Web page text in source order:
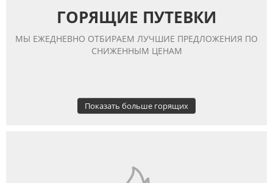
ГОРЯЩИЕ ПУТЕВКИ
МЫ ЕЖЕДНЕВНО ОТБИРАЕМ ЛУЧШИЕ ПРЕДЛОЖЕНИЯ ПО
СНИЖЕННЫМ ЦЕНАМ
Показать больше горящих